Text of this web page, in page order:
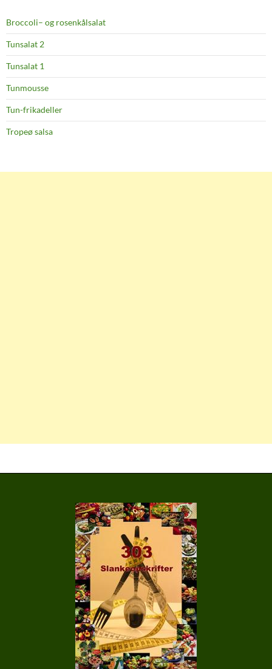
Broccoli– og rosenkålsalat
Tunsalat 2
Tunsalat 1
Tunmousse
Tun-frikadeller
Tropeø salsa